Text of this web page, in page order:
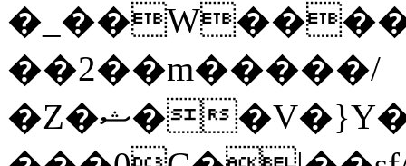
��2��m�����/
�Z�ޝ��V�}Y�I�ծ�O�����S��]z��w��7�޷�����h���u��7w.ϻ���8X��ͮ�����W�dm�Jߜ��q/>?